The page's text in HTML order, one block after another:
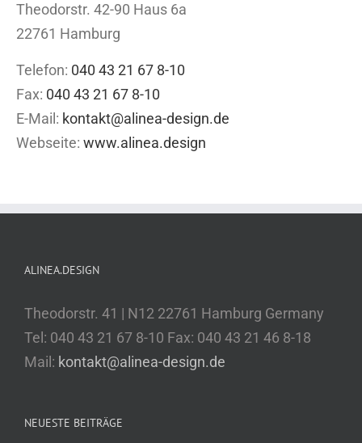
Theodorstr. 42-90 Haus 6a
22761 Hamburg
Telefon: 040 43 21 67 8-10
Fax: 040 43 21 67 8-10
E-Mail: kontakt@alinea-design.de
Webseite: www.alinea.design
ALINEA.DESIGN
Theodorstr. 41 | N12 22761 Hamburg Germany
Tel: 040 43 21 67 8-10 Fax: 040 43 21 46 8-18
Mail: kontakt@alinea-design.de
NEUESTE BEITRÄGE